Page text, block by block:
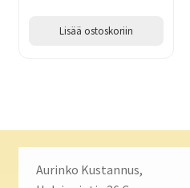
Lisää ostoskoriin
Aurinko Kustannus,